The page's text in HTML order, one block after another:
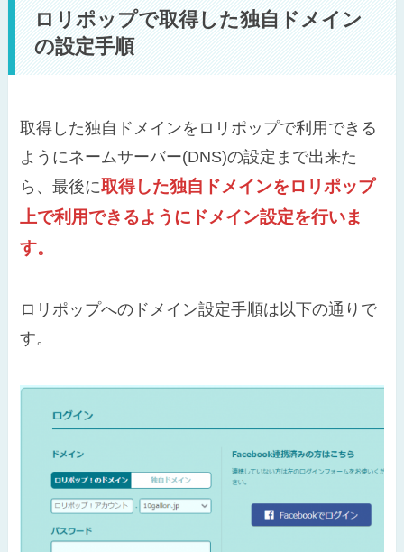
ロリポップで取得した独自ドメイン
の設定手順
取得した独自ドメインをロリポップで利用できる
ようにネームサーバー(DNS)の設定まで出来た
ら、最後に取得した独自ドメインをロリポップ
上で利用できるようにドメイン設定を行いま
す。
ロリポップへのドメイン設定手順は以下の通りで
す。